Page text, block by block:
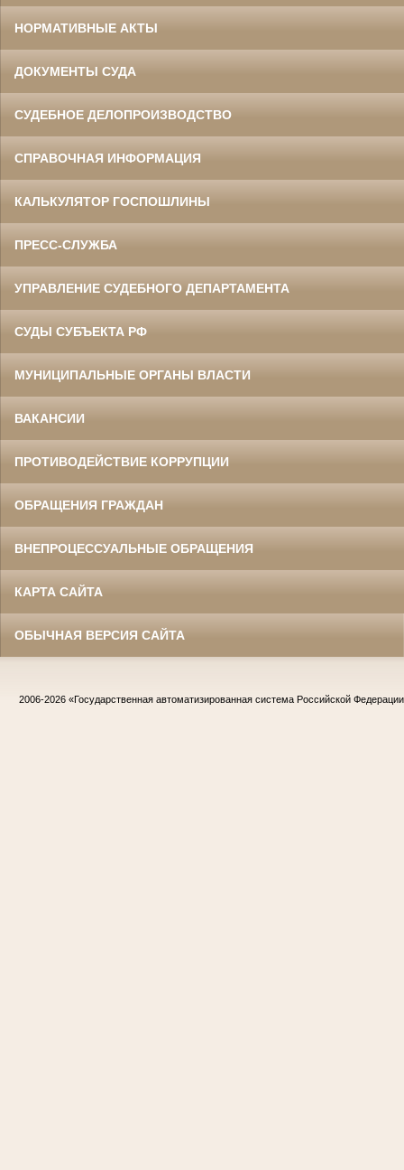
НОРМАТИВНЫЕ АКТЫ
ДОКУМЕНТЫ СУДА
СУДЕБНОЕ ДЕЛОПРОИЗВОДСТВО
СПРАВОЧНАЯ ИНФОРМАЦИЯ
КАЛЬКУЛЯТОР ГОСПОШЛИНЫ
ПРЕСС-СЛУЖБА
УПРАВЛЕНИЕ СУДЕБНОГО ДЕПАРТАМЕНТА
СУДЫ СУБЪЕКТА РФ
МУНИЦИПАЛЬНЫЕ ОРГАНЫ ВЛАСТИ
ВАКАНСИИ
ПРОТИВОДЕЙСТВИЕ КОРРУПЦИИ
ОБРАЩЕНИЯ ГРАЖДАН
ВНЕПРОЦЕССУАЛЬНЫЕ ОБРАЩЕНИЯ
КАРТА САЙТА
ОБЫЧНАЯ ВЕРСИЯ САЙТА
2006-2026 «Государственная автоматизированная система Российской